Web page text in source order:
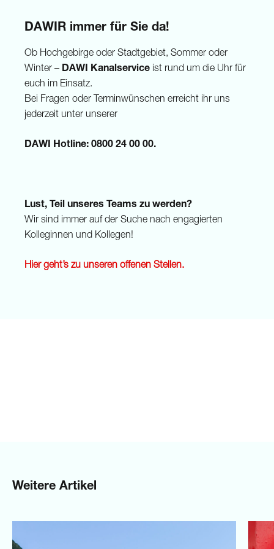
DAWIR immer für Sie da!
Ob Hochgebirge oder Stadtgebiet, Sommer oder
Winter – DAWI Kanalservice ist rund um die Uhr für
euch im Einsatz.
Bei Fragen oder Terminwünschen erreicht ihr uns
jederzeit unter unserer
DAWI Hotline: 0800 24 00 00.
Lust, Teil unseres Teams zu werden?
Wir sind immer auf der Suche nach engagierten
Kolleginnen und Kollegen!
Hier geht’s zu unseren offenen Stellen.
Weitere Artikel